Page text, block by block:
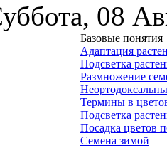
08
Базовые понятия
Адаптация
Подсветка
Размножение
Термины в
Подсветка
Посадка цветов
Семена зимой